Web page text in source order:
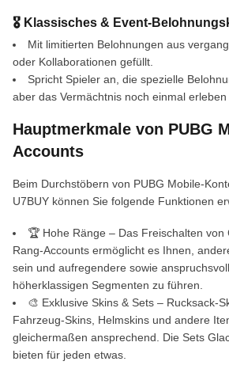
🎖 Klassisches & Event-
Mit limitierten Belohnungen aus
oder Kollaborationen gefüllt.
Spricht Spieler an, die spezielle
aber das Vermächtnis noch einmal
Hauptmerkmale von PUBG
Accounts
Beim Durchstöbern von PUBG Mobile-
U7BUY können Sie folgende Funktionen
🏆 Hohe Ränge – Das Freischalten von
Rang-Accounts ermöglicht es Ihnen,
sein und aufregendere sowie
höherklassigen Segmenten zu führen.
🎨 Exklusive Skins & Sets – Rucksack-
Fahrzeug-Skins, Helmskins und andere
gleichermaßen ansprechend. Die Sets
bieten für jeden etwas.